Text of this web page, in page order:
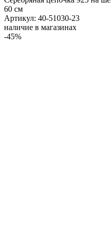
60 см
Артикул: 40-51030-23
наличие в магазинах
-45%